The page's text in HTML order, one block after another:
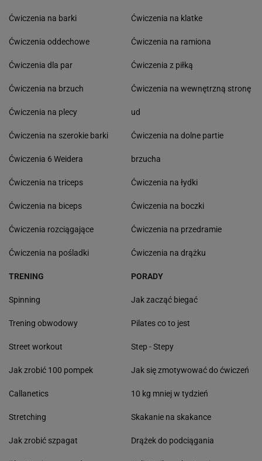
Ćwiczenia na barki
Ćwiczenia oddechowe
Ćwiczenia dla par
Ćwiczenia na brzuch
Ćwiczenia na plecy
Ćwiczenia na szerokie barki
Ćwiczenia 6 Weidera
Ćwiczenia na triceps
Ćwiczenia na biceps
Ćwiczenia rozciągające
Ćwiczenia na pośladki
Ćwiczenia na klatke
Ćwiczenia na ramiona
Ćwiczenia z piłką
Ćwiczenia na wewnętrzną stronę
ud
Ćwiczenia na dolne partie
brzucha
Ćwiczenia na łydki
Ćwiczenia na boczki
Ćwiczenia na przedramie
Ćwiczenia na drążku
TRENING
Spinning
Trening obwodowy
Street workout
Jak zrobić 100 pompek
Callanetics
Stretching
Jak zrobić szpagat
PORADY
Jak zacząć biegać
Pilates co to jest
Step - Stepy
Jak się zmotywować do ćwiczeń
10 kg mniej w tydzień
Skakanie na skakance
Drążek do podciągania